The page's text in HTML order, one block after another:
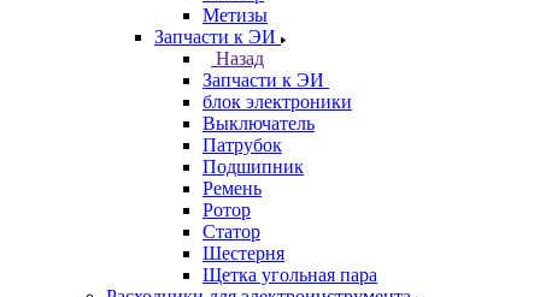
Метизы
Запчасти к ЭИ
Назад
Запчасти к ЭИ
блок электроники
Выключатель
Патрубок
Подшипник
Ремень
Ротор
Статор
Шестерня
Щетка угольная пара